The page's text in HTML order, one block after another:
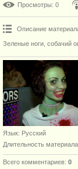
Просмотры: 0
Описание
Зеленые ноги, собачий
Язык: Русский
Длительность материала
Всего комментариев: 0